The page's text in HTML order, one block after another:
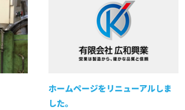
ホームページをリニューアルしま
した。